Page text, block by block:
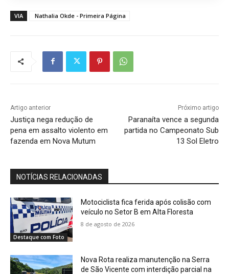
VIA Nathalia Okde - Primeira Página
Artigo anterior
Justiça nega redução de
pena em assalto violento em
fazenda em Nova Mutum
Próximo artigo
Paranaíta vence a segunda
partida no Campeonato Sub
13 Sol Eletro
NOTÍCIAS RELACIONADAS
Destaque com Foto
Motociclista fica ferida após colisão com
veículo no Setor B em Alta Floresta
8 de agosto de 2026
Nova Rota realiza manutenção na Serra
de São Vicente com interdição parcial na